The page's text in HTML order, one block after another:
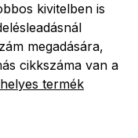
kivitelben is
megadására,
cikkszáma van a
termék